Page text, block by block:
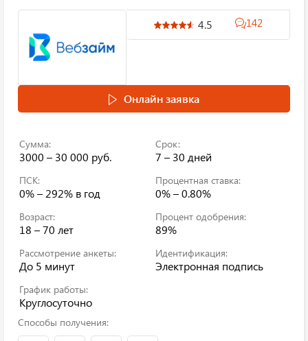
4.5 142
Онлайн заявка
Сумма:
3000 – 30 000 руб.
Срок:
7 – 30 дней
ПСК:
0% – 292% в год
Процентная ставка:
0% – 0.80%
Возраст:
18 – 70 лет
Процент одобрения:
89%
Рассмотрение анкеты:
До 5 минут
Идентификация:
Электронная подпись
График работы:
Круглосуточно
Способы получения: